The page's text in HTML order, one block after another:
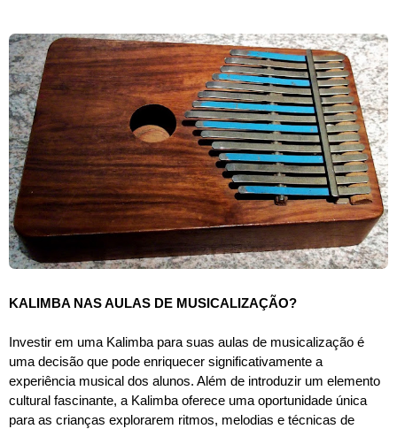
KALIMBA NAS AULAS DE MUSICALIZAÇÃO?
Investir em uma Kalimba para suas aulas de musicalização é
uma decisão que pode enriquecer significativamente a
experiência musical dos alunos. Além de introduzir um elemento
cultural fascinante, a Kalimba oferece uma oportunidade única
para as crianças explorarem ritmos, melodias e técnicas de